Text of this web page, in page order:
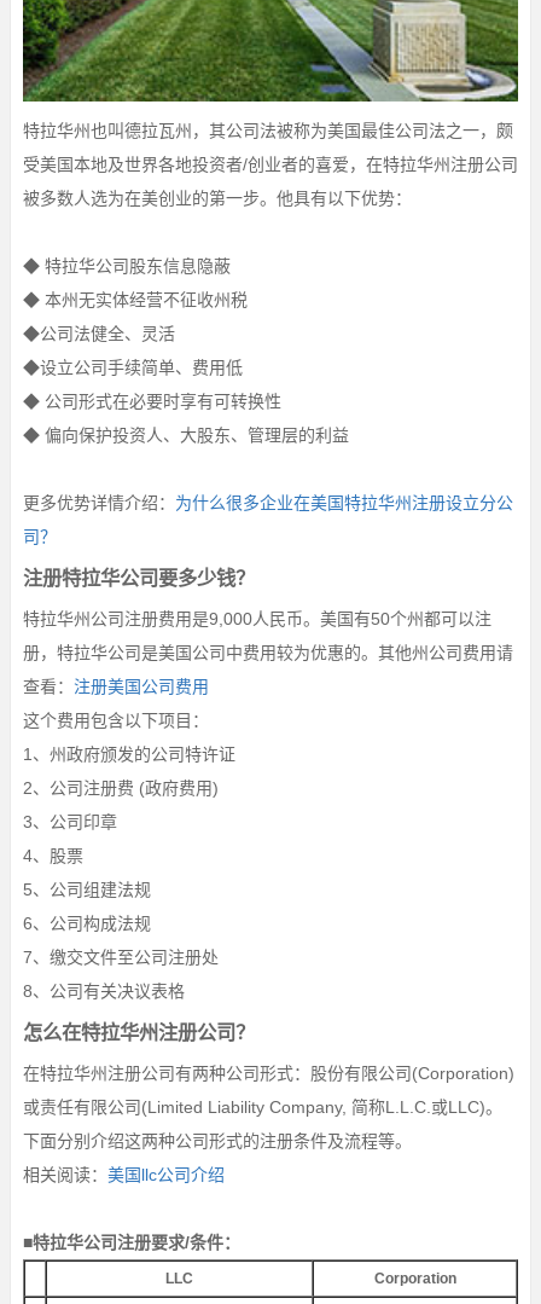
特拉华州也叫德拉瓦州，其公司法被称为美国最佳公司法之一，颇
受美国本地及世界各地投资者/创业者的喜爱，在特拉华州注册公司
被多数人选为在美创业的第一步。他具有以下优势：
◆ 特拉华公司股东信息隐蔽
◆ 本州无实体经营不征收州税
◆公司法健全、灵活
◆设立公司手续简单、费用低
◆ 公司形式在必要时享有可转换性
◆ 偏向保护投资人、大股东、管理层的利益
更多优势详情介绍： 为什么很多企业在美国特拉华州注册设立分公
司？
注册特拉华公司要多少钱？
特拉华州公司注册费用是9,000人民币。美国有50个州都可以注
册，特拉华公司是美国公司中费用较为优惠的。其他州公司费用请
查看： 注册美国公司费用
这个费用包含以下项目：
1、州政府颁发的公司特许证
2、公司注册费 (政府费用)
3、公司印章
4、股票
5、公司组建法规
6、公司构成法规
7、缴交文件至公司注册处
8、公司有关决议表格
怎么在特拉华州注册公司？
在特拉华州注册公司有两种公司形式：股份有限公司(Corporation)
或责任有限公司(Limited Liability Company, 简称L.L.C.或LLC)。
下面分别介绍这两种公司形式的注册条件及流程等。
相关阅读： 美国llc公司介绍
■特拉华公司注册要求/条件：
LLC Corporation